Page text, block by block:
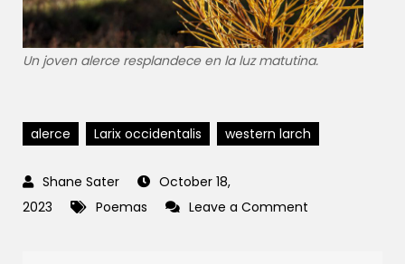
Un joven alerce resplandece en la luz matutina.
alerce Larix occidentalis western larch
October 18,
2023
Poemas Leave a Comment